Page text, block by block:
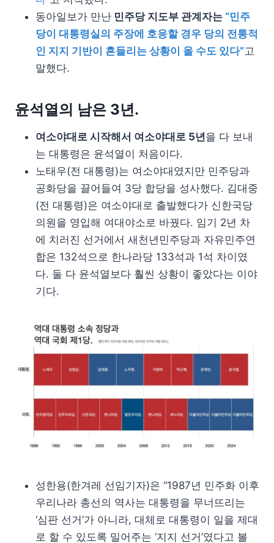
동아일보가 만난 민주당 지도부 관계자는 “민주
당이 대통령실의 주장에 호응할 경우 당의 전통적
인 지지 기반이 흔들리는 상황이 올 수도 있다”고
말했다.
윤석열의 남은 3년.
여소야대로 시작해서 여소야대로 5년을 다 보내
는 대통령은 윤석열이 처음이다.
노태우(전 대통령)는 여소야대였지만 민주당과
공화당을 끌어들여 3당 합당을 성사했다. 김대중
(전 대통령)은 여소야대로 출발했다가 신한국당
의원을 영입해 여대야소로 바꿨다. 임기 2년 차
에 치러진 선거에서 새천년민주당과 자유민주연
합은 132석으로 한나라당 133석과 1석 차이였
다. 둘 다 윤석열보다 훨씬 상황이 좋았다는 이야
기다.
성한용(한겨레 선임기자)은 “1987년 민주화 이후
우리나라 총선의 역사는 대통령을 무너뜨리는
‘심판 선거’가 아니라, 대체로 대통령이 일을 제대
로 할 수 있도록 밀어주는 ‘지지 선거’였다고 볼